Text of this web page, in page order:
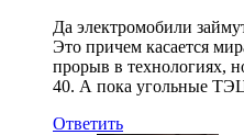
Да электромобили
Это причем касается
прорыв в технологиях,
40. А пока угольные
Ответить